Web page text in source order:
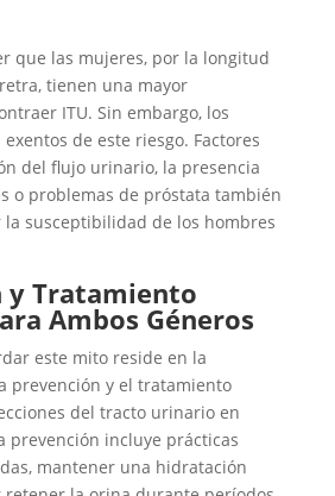
que las mujeres, por la longitud
tienen una mayor
ITU. Sin embargo, los
de este riesgo. Factores
del flujo urinario, la presencia
o problemas de próstata también
susceptibilidad de los hombres
y Tratamiento
Ambos Géneros
este mito reside en la
prevención y el tratamiento
del tracto urinario en
prevención incluye prácticas
mantener una hidratación